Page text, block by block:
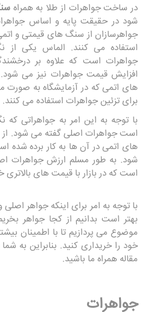
در ساخت جواهرات از طلا به همراه
شود در حقیقت پایه و اساس
جواهرسازان از سنگ های قیمتی و
استفاده می کنند. الماس یکی
جواهرات است که علاوه بر
افزایش قیمت جواهرات نیز می شود.
های اتمی که در آزمایشگاه به
برای تزئین جواهرات استفاده می کنند.
با توجه به این امر به جواهراتی
است جواهرات اصلی گفته می شود. از
های اتمی در آن ها به کار برده شده
شود. به طور مسلم ارزش جواهرات
است که در بازار با قیمت های
با توجه به امر برای اینکه جواهر اصلی
بهتر است بدانیم از کجا جواهر
موضوع می پردازیم تا با اطمینان
خود را خریداری کنید. بنابراین به
مقاله همراه ما باشید.
جواهرات